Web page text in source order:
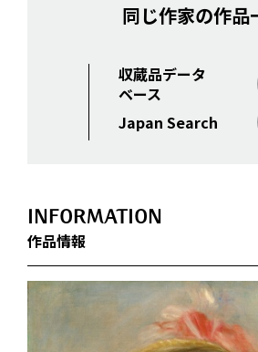
同じ作家の作品
収蔵品データ
ベース
Japan Search
INFORMATION
作品情報